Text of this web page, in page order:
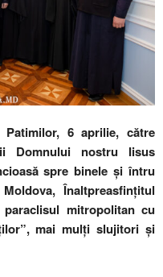
6 aprilie, către
Domnului nostru Iisus
spre binele și întru
Înaltpreasfințitul
mitropolitan cu
mai mulți slujitori și